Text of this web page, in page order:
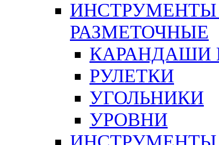
ИНСТРУМЕНТЫ
РАЗМЕТОЧНЫЕ
КАРАНДАШИ
РУЛЕТКИ
УГОЛЬНИКИ
УРОВНИ